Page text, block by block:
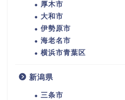
厚木市
大和市
伊勢原市
海老名市
横浜市青葉区
新潟県
三条市